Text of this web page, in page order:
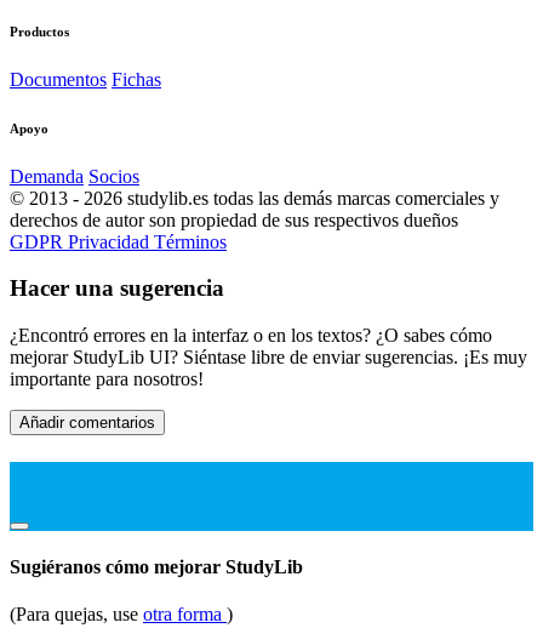
Productos
Documentos Fichas
Apoyo
Demanda Socios
© 2013 - 2026 studylib.es todas las demás marcas comerciales y
derechos de autor son propiedad de sus respectivos dueños
GDPR Privacidad Términos
Hacer una sugerencia
¿Encontró errores en la interfaz o en los textos? ¿O sabes cómo
mejorar StudyLib UI? Siéntase libre de enviar sugerencias. ¡Es muy
importante para nosotros!
Añadir comentarios
Sugiéranos cómo mejorar StudyLib
(Para quejas, use otra forma )